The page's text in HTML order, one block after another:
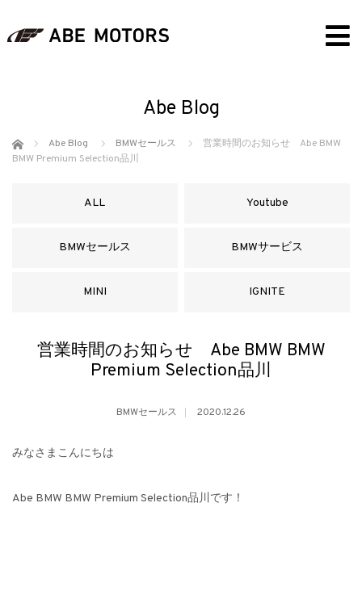
Abe Blog
ホーム Abe Blog BMWセールス
営業時間のお知らせ Abe BMW
BMW Premium Selection品川
ALL Youtube
BMWセールス BMWサービス
MINI IGNITE
営業時間のお知らせ Abe BMW BMW
Premium Selection品川
BMWセールス 2020.12.26
みなさまこんにちは
Abe BMW BMW Premium Selection品川です！